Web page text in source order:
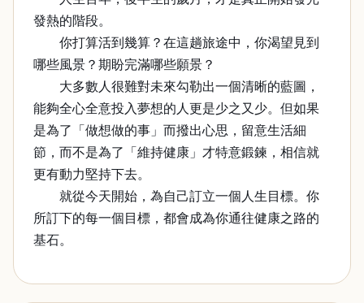
發熱的階段。
你打算活到幾算？在這趟旅途中，你渴望見到
哪些風景？期盼完滿哪些願景？
大多數人很難對未來勾勒出一個清晰的藍圖，
能夠全心全意投入夢想的人更是少之又少。但如果
是為了「做想做的事」而撥出心思，留意生活細
節，而不是為了「維持健康」才特意鍛鍊，相信就
更有動力堅持下去。
就從今天開始，為自己訂立一個人生目標。你
所訂下的每一個目標，都會成為你通往健康之路的
基石。